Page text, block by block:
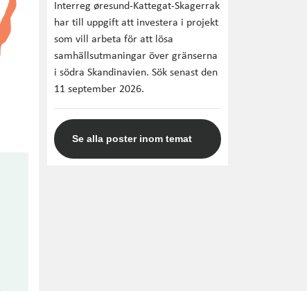
Interreg øresund-Kattegat-Skagerrak
har till uppgift att investera i projekt
som vill arbeta för att lösa
samhällsutmaningar över gränserna
i södra Skandinavien. Sök senast den
11 september 2026.
Se alla poster inom temat